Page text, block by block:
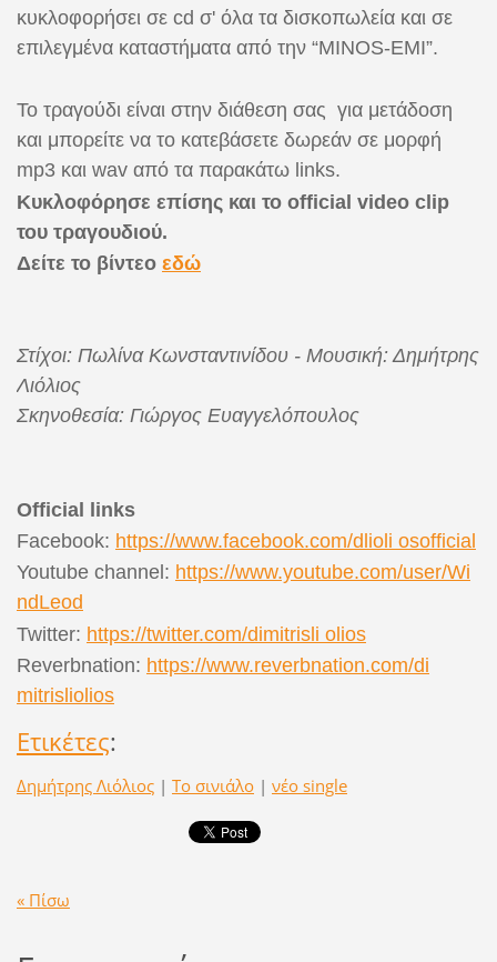
κυκλοφορήσει σε cd σ' όλα τα δισκοπωλεία και σε
επιλεγμένα καταστήματα από την “MINOS-EMI”.
Το τραγούδι είναι στην διάθεση σας για μετάδοση
και μπορείτε να το κατεβάσετε δωρεάν σε μορφή
mp3 και wav από τα παρακάτω links.
Κυκλοφόρησε επίσης και το official video clip
του τραγουδιού.
Δείτε το βίντεο εδώ
Στίχοι: Πωλίνα Κωνσταντινίδου - Μουσική: Δημήτρης
Λιόλιος
Σκηνοθεσία: Γιώργος Ευαγγελόπουλος
Official links
Facebook: https://www.facebook.com/dlioli osofficial
Youtube channel: https://www.youtube.com/user/Wi
ndLeod
Twitter: https://twitter.com/dimitrisli olios
Reverbnation: https://www.reverbnation.com/di
mitrisliolios
Ετικέτες:
Δημήτρης Λιόλιος | Το σινιάλο | νέο single
« Πίσω